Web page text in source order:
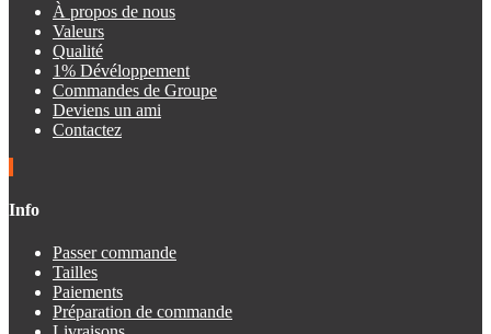
À propos de nous
Valeurs
Qualité
1% Dévéloppement
Commandes de Groupe
Deviens un ami
Contactez
Info
Passer commande
Tailles
Paiements
Préparation de commande